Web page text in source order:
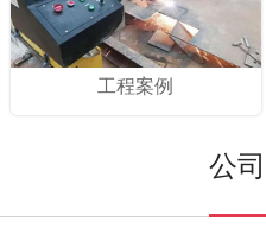
工程案例
公司